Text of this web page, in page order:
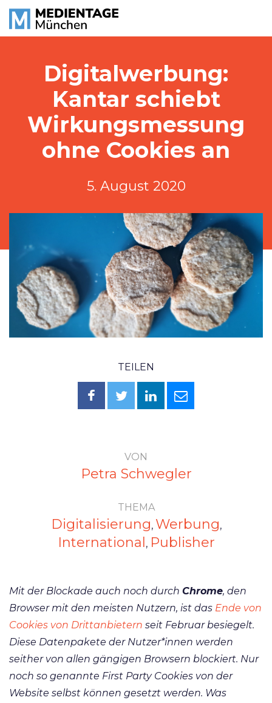
Digitalwerbung:
Kantar schiebt
Wirkungsmessung
ohne Cookies an
5. August 2020
TEILEN
VON
Petra Schwegler
THEMA
Digitalisierung, Werbung,
International, Publisher
Mit der Blockade auch noch durch Chrome, den
Browser mit den meisten Nutzern, ist das Ende von
Cookies von Drittanbietern seit Februar besiegelt.
Diese Datenpakete der Nutzer*innen werden
seither von allen gängigen Browsern blockiert. Nur
noch so genannte First Party Cookies von der
Website selbst können gesetzt werden. Was